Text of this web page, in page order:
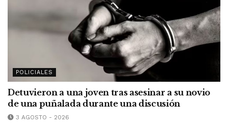
POLICIALES
Detuvieron a una joven tras asesinar a su novio
de una puñalada durante una discusión
3 AGOSTO - 2026